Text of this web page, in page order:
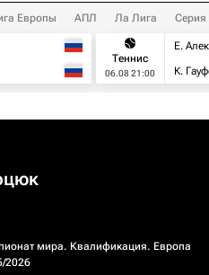
Европы АПЛ Ла Лига Серия
Теннис
06.08 21:00
Е.
К.
мира. Квалификация. Европа
2026